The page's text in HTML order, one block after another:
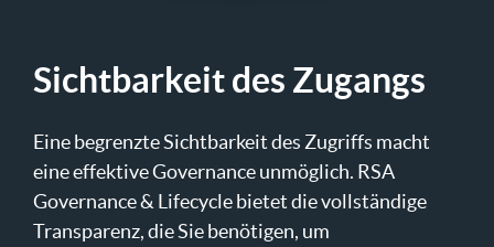
Sichtbarkeit des Zugangs
Eine begrenzte Sichtbarkeit des Zugriffs macht
eine effektive Governance unmöglich. RSA
Governance & Lifecycle bietet die vollständige
Transparenz, die Sie benötigen, um